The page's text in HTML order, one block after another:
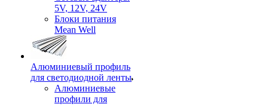
5V, 12V, 24V
Блоки питания
Mean Well
Алюминиевый профиль
для светодиодной ленты
Алюминиевые
профили для